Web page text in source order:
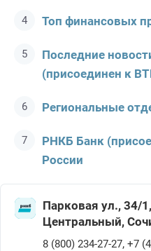
Топ финансовых
Последние
(присоединен к
Региональные
РНКБ Банк
России
Парковая ул., 34/
Центральный,
8 (800) 234-27-27, +7